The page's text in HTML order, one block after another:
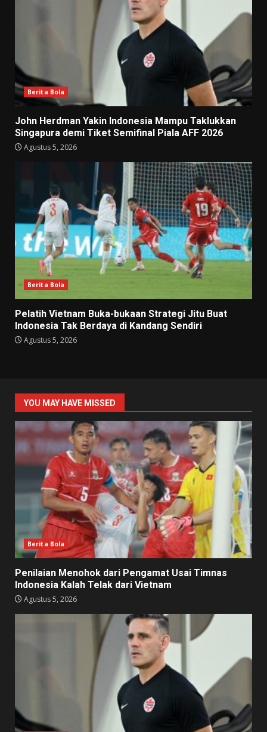
Berita Bola
John Herdman Yakin Indonesia Mampu Taklukkan
Singapura demi Tiket Semifinal Piala AFF 2026
Agustus 5, 2026
Berita Bola
Pelatih Vietnam Buka-bukaan Strategi Jitu Buat
Indonesia Tak Berdaya di Kandang Sendiri
Agustus 5, 2026
YOU MAY HAVE MISSED
Berita Bola
Penilaian Menohok dari Pengamat Usai Timnas
Indonesia Kalah Telak dari Vietnam
Agustus 5, 2026